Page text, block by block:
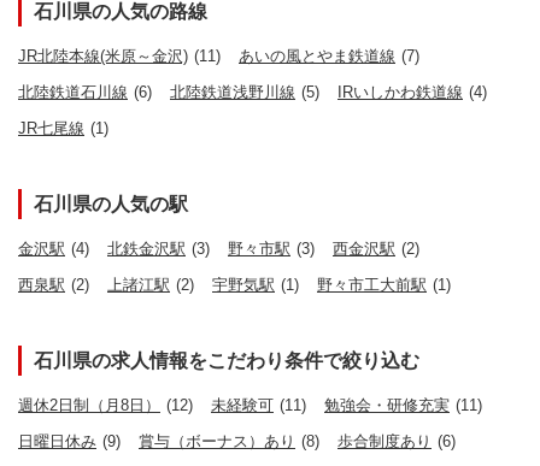
石川県の人気の路線
JR北陸本線(米原～金沢) (11) あいの風とやま鉄道線 (7)
北陸鉄道石川線 (6) 北陸鉄道浅野川線 (5) IRいしかわ鉄道線 (4)
JR七尾線 (1)
石川県の人気の駅
金沢駅 (4) 北鉄金沢駅 (3) 野々市駅 (3) 西金沢駅 (2)
西泉駅 (2) 上諸江駅 (2) 宇野気駅 (1) 野々市工大前駅 (1)
石川県の求人情報をこだわり条件で絞り込む
週休2日制（月8日） (12) 未経験可 (11) 勉強会・研修充実 (11)
日曜日休み (9) 賞与（ボーナス）あり (8) 歩合制度あり (6)